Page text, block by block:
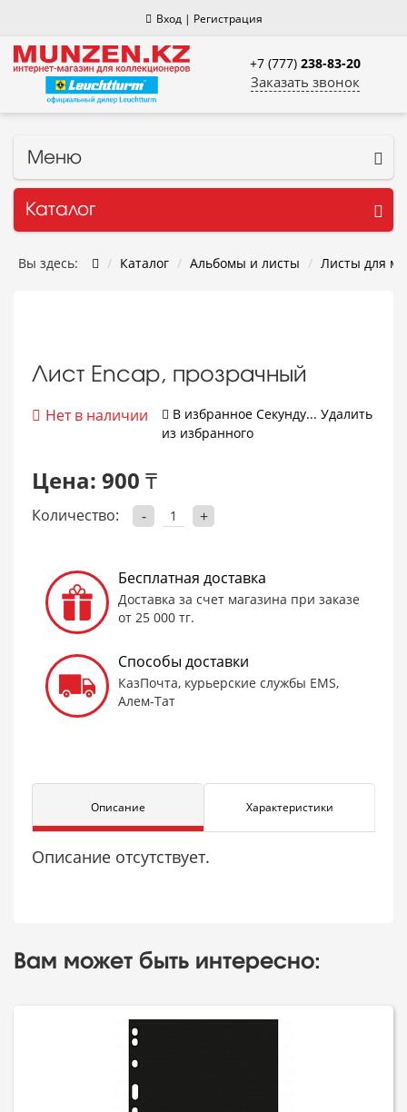
Вход| Регистрация
+7 (777) 238-83-20
Заказать звонок
Меню
Каталог
Вы здесь: Каталог Альбомы и листы Листы для
Лист Encap, прозрачный
Нет в наличии В избранное Cекунду... Удалить
из избранного
Цена: 900 ₸
Количество: - +
Бесплатная доставка
Доставка за счет магазина при заказе
от 25 000 тг.
Способы доставки
КазПочта, курьерские службы EMS,
Алем-Тат
Описание Характеристики
Описание отсутствует.
Вам может быть интересно: